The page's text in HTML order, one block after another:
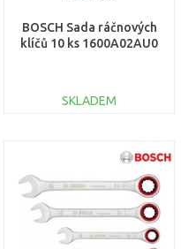
BOSCH Sada ráčnových
klíčů 10 ks 1600A02AU0
SKLADEM